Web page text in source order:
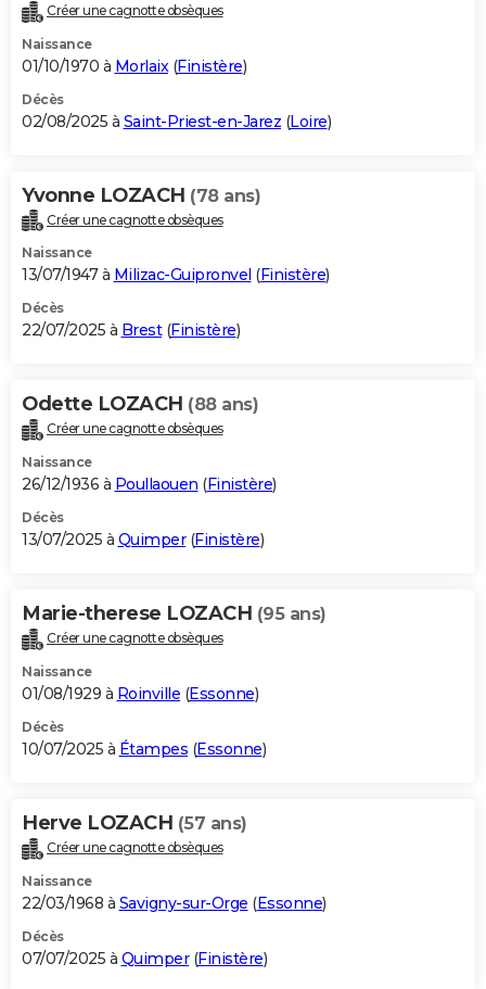
Créer une cagnotte obsèques
Naissance
01/10/1970 à Morlaix (Finistère)
Décès
02/08/2025 à Saint-Priest-en-Jarez (Loire)
Yvonne LOZACH (78 ans)
Créer une cagnotte obsèques
Naissance
13/07/1947 à Milizac-Guipronvel (Finistère)
Décès
22/07/2025 à Brest(Finistère)
Odette LOZACH (88 ans)
Créer une cagnotte obsèques
Naissance
26/12/1936 à Poullaouen (Finistère)
Décès
13/07/2025 à Quimper(Finistère)
Marie-therese LOZACH (95 ans)
Créer une cagnotte obsèques
Naissance
01/08/1929 à Roinville (Essonne)
Décès
10/07/2025 à Étampes (Essonne)
Herve LOZACH (57 ans)
Créer une cagnotte obsèques
Naissance
22/03/1968 à Savigny-sur-Orge (Essonne)
Décès
07/07/2025 à Quimper(Finistère)